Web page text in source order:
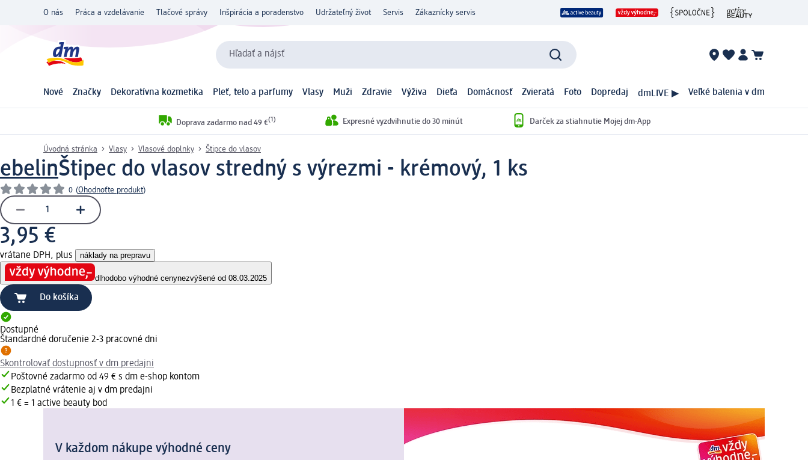
O nás Práca a vzdelávanie Tlačové správy Inšpirácia a poradenstvo Udržateľný život Servis Zákaznícky servis
Hľadať a nájsť
Nové Značky Dekoratívna kozmetika Pleť, telo a parfumy Vlasy Muži Zdravie Výživa Dieťa Domácnosť Zvieratá Foto Dopredaj dmLIVE ▶ Veľké balenia v dm
Doprava zadarmo nad 49 €(1) Expresné vyzdvihnutie do 30 minút Darček za stiahnutie Mojej dm-App
Úvodná stránka Vlasy Vlasové doplnky Štipce do vlasov
ebelinŠtipec do vlasov stredný s výrezmi - krémový, 1 ks
0 (Ohodnoťte produkt)
3,95 €
vrátane DPH, plus náklady na prepravu
dlhodobo výhodné cenynezvýšené od 08.03.2025
Do košíka
Dostupné
Štandardné doručenie 2-3 pracovné dni
Skontrolovať dostupnosť v dm predajni
Poštovné zadarmo od 49 € s dm e-shop kontom
Bezplatné vrátenie aj v dm predajni
1 € = 1 active beauty bod
V každom nákupe výhodné ceny